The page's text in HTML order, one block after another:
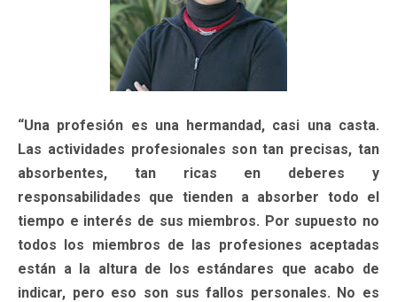
“Una profesión es una hermandad, casi una casta.
Las actividades profesionales son tan precisas, tan
absorbentes, tan ricas en deberes y
responsabilidades que tienden a absorber todo el
tiempo e interés de sus miembros. Por supuesto no
todos los miembros de las profesiones aceptadas
están a la altura de los estándares que acabo de
indicar, pero eso son sus fallos personales. No es